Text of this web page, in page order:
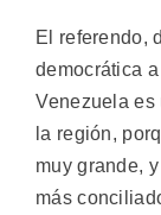
El referendo,
democrática
Venezuela
la región,
muy grande,
más